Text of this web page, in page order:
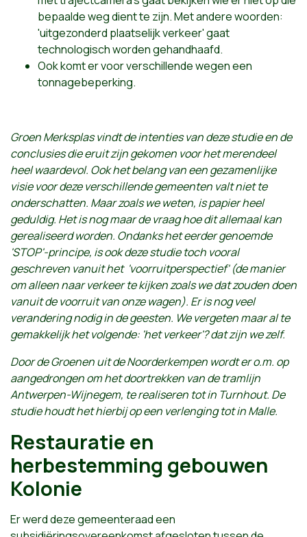
bepaalde weg dient te zijn. Met andere woorden:
'uitgezonderd plaatselijk verkeer' gaat
technologisch worden gehandhaafd.
Ook komt er voor verschillende wegen een
tonnagebeperking.
Groen Merksplas vindt de intenties van deze studie en de
conclusies die eruit zijn gekomen voor het merendeel
heel waardevol. Ook het belang van een gezamenlijke
visie voor deze verschillende gemeenten valt niet te
onderschatten. Maar zoals we weten, is papier heel
geduldig. Het is nog maar de vraag hoe dit allemaal kan
gerealiseerd worden. Ondanks het eerder genoemde
'STOP'-principe, is ook deze studie toch vooral
geschreven vanuit het 'voorruitperspectief' (de manier
om alleen naar verkeer te kijken zoals we dat zouden doen
vanuit de voorruit van onze wagen). Er is nog veel
verandering nodig in de geesten. We vergeten maar al te
gemakkelijk het volgende: 'het verkeer'? dat zijn we zelf.
Door de Groenen uit de Noorderkempen wordt er o.m. op
aangedrongen om het doortrekken van de tramlijn
Antwerpen-Wijnegem, te realiseren tot in Turnhout. De
studie houdt het hierbij op een verlenging tot in Malle.
Restauratie en
herbestemming gebouwen
Kolonie
Er werd deze gemeenteraad een